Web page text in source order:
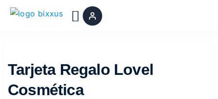
Tarjeta Regalo Lovel
Cosmética